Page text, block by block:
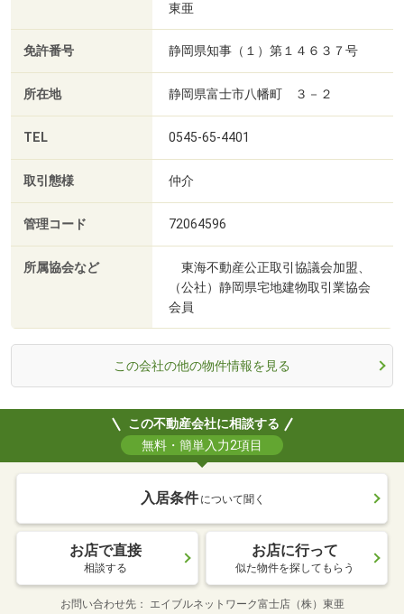
東亜
免許番号 静岡県知事（１）第１４６３７号
所在地 静岡県富士市八幡町 ３－２
TEL 0545-65-4401
取引態様 仲介
管理コード 72064596
所属協会など
東海不動産公正取引協議会加盟、
（公社）静岡県宅地建物取引業協会
会員
この会社の他の物件情報を見る
この不動産会社に相談する
無料・簡単入力2項目
入居条件 について聞く
お店で直接
相談する
お店に行って
似た物件を探してもらう
お問い合わせ先 エイブルネットワーク富士店（株）東亜